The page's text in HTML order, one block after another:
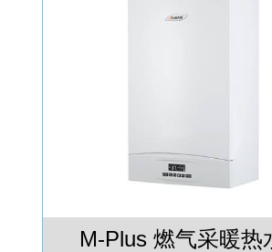
M-Plus 燃气采暖热